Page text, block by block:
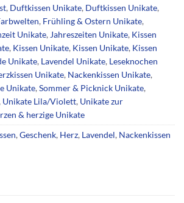
, Duftkissen Unikate, Duftkissen Unikate,
, Frühling & Ostern Unikate,
Unikate, Jahreszeiten Unikate, Kissen
, Kissen Unikate, Kissen Unikate, Kissen
Unikate, Lavendel Unikate, Leseknochen
Unikate, Nackenkissen Unikate,
Unikate,Sommer & Picknick Unikate,
Unikate Lila/Violett, Unikate zur
& herzige Unikate
,Geschenk, Herz, Lavendel, Nackenkissen